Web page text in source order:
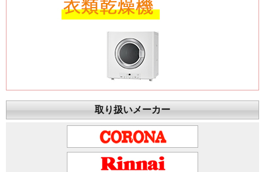
取り扱いメーカー